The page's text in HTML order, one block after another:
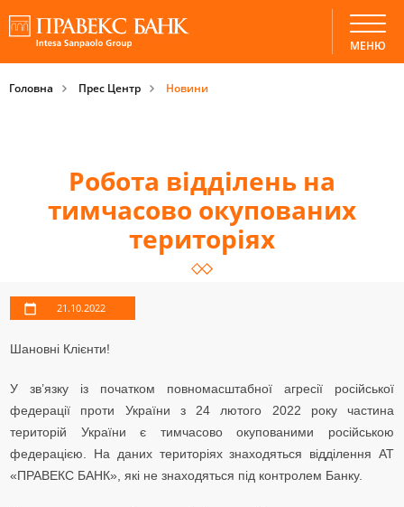
МЕНЮ
Головна Прес Центр Новини
Робота відділень на
тимчасово окупованих
територіях
21.10.2022
Шановні Клієнти!
У зв’язку із початком повномасштабної агресії російської
федерації проти України з 24 лютого 2022 року частина
територій України є тимчасово окупованими російською
федерацією. На даних територіях знаходяться відділення АТ
«ПРАВЕКС БАНК», які не знаходяться під контролем Банку.